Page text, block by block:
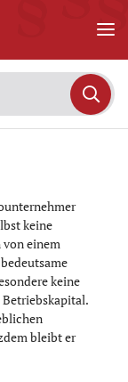
keine
einem
keine
Betriebskapital.
bleibt er